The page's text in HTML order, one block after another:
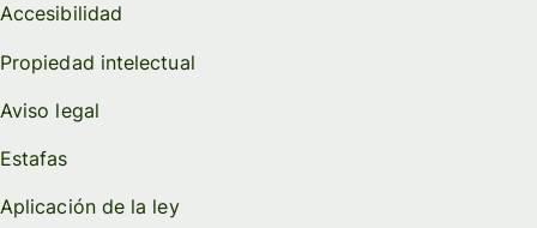
Accesibilidad
Propiedad intelectual
Aviso legal
Estafas
Aplicación de la ley